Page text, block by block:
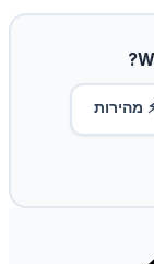
מהירות